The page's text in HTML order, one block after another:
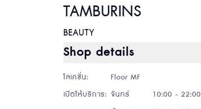
TAMBURINS
BEAUTY
Shop details
โลเคชั่น:
Floor MF
เปิดให้บริการ: จันทร์
10:00 - 22:00